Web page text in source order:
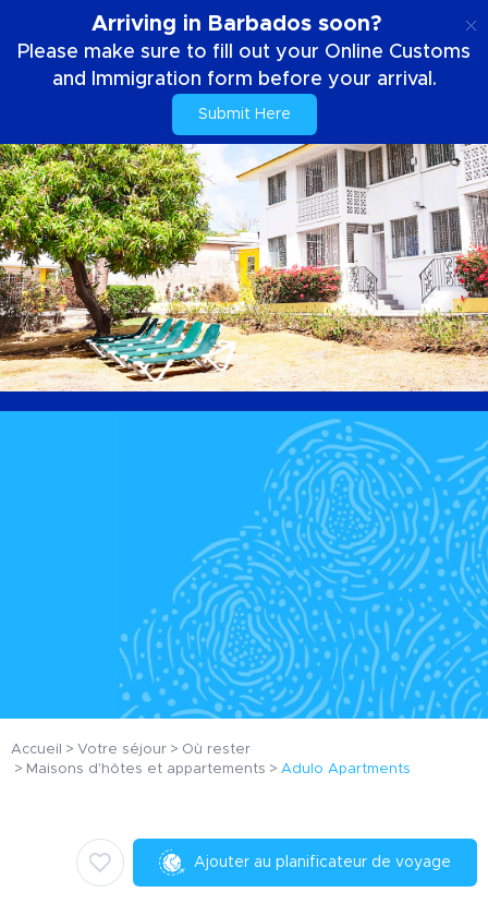
Arriving in Barbados soon?
Please make sure to fill out your Online Customs
and Immigration form before your arrival.
Submit Here
Accueil Votre séjour
Où rester
Maisons d'hôtes et appartements
Adulo Apartments
Ajouter au planificateur de voyage